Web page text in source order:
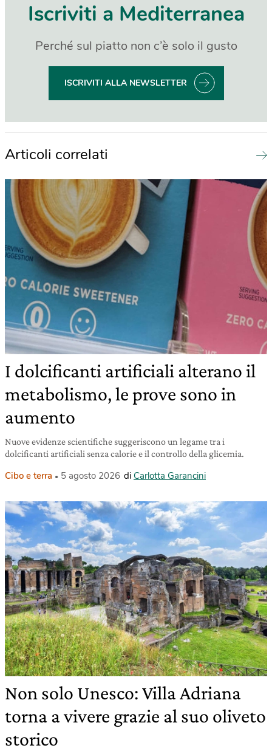
Iscriviti a Mediterranea
Perché sul piatto non c’è solo il gusto
ISCRIVITI ALLA NEWSLETTER
Articoli correlati
I dolcificanti artificiali alterano il
metabolismo, le prove sono in
aumento
Nuove evidenze scientifiche suggeriscono un legame tra i
dolcificanti artificiali senza calorie e il controllo della glicemia.
Cibo e terra 5 agosto 2026 di Carlotta Garancini
Non solo Unesco: Villa Adriana
torna a vivere grazie al suo oliveto
storico